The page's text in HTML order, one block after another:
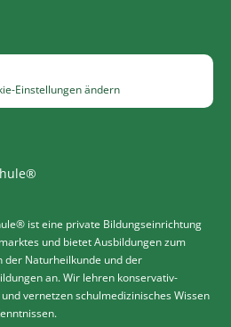
Einstellungen ändern
ist eine private Bildungseinrichtung
und bietet Ausbildungen zum
der Naturheilkunde und der
an. Wir lehren konservativ-
vernetzen schulmedizinisches Wissen